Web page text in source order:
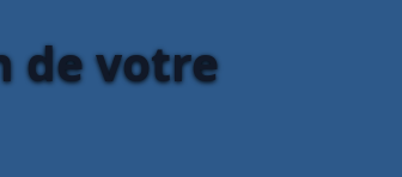
de votre